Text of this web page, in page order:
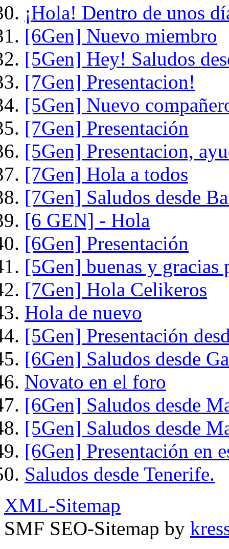
¡Hola! Dentro de unos
[6Gen] Nuevo miembro
[5Gen] Hey! Saludos
[7Gen] Presentacion!
[5Gen] Nuevo
[7Gen] Presentación
[5Gen] Presentacion,
[7Gen] Hola a todos
[7Gen] Saludos desde
[6 GEN] - Hola
[6Gen] Presentación
[5Gen] buenas y gracias
[7Gen] Hola Celikeros
Hola de nuevo
[5Gen] Presentación
[6Gen] Saludos desde
Novato en el foro
[6Gen] Saludos desde
[5Gen] Saludos desde
[6Gen] Presentación en
Saludos desde Tenerife.
XML-Sitemap
SMF SEO-Sitemap by